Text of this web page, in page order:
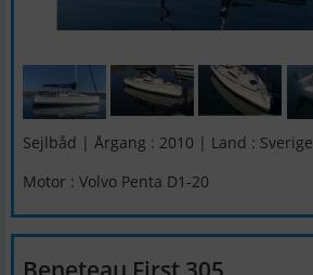
Sejlbåd | Årgang : 2010 | Land : Sverige
Motor : Volvo Penta D1-20